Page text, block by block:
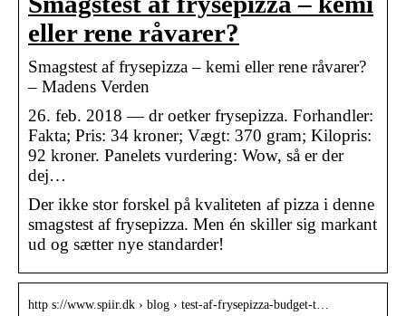
eller rene råvarer?
Smagstest af frysepizza – kemi eller rene råvarer?
– Madens Verden
26. feb. 2018 — dr oetker frysepizza. Forhandler:
Fakta; Pris: 34 kroner; Vægt: 370 gram; Kilopris:
92 kroner. Panelets vurdering: Wow, så er der
dej…
Der ikke stor forskel på kvaliteten af pizza i denne
smagstest af frysepizza. Men én skiller sig markant
ud og sætter nye standarder!
http s://www.spiir.dk › blog › test-af-frysepizza-budget-t…